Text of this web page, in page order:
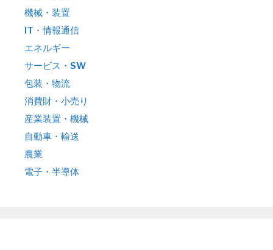
機械・装置
IT・情報通信
エネルギー
サービス・SW
包装・物流
消費財・小売り
産業装置・機械
自動車・輸送
農業
電子・半導体